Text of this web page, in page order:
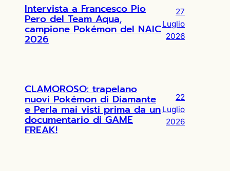
Intervista a Francesco Pio
Pero del Team Aqua,
campione Pokémon del NAIC
2026
27
Luglio
2026
CLAMOROSO: trapelano
nuovi Pokémon di Diamante
e Perla mai visti prima da un
documentario di GAME
FREAK!
22
Luglio
2026